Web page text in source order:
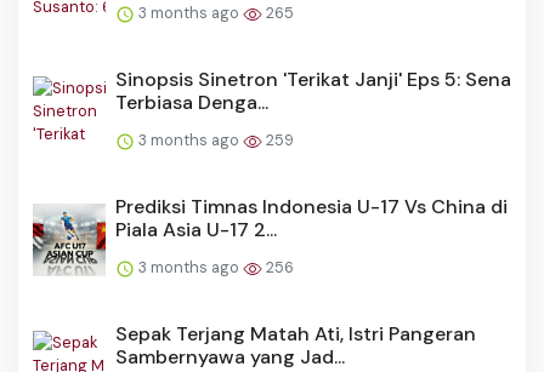
3 months ago 265
Sinopsis Sinetron 'Terikat Janji' Eps 5: Sena
Terbiasa Denga...
3 months ago 259
Prediksi Timnas Indonesia U-17 Vs China di
Piala Asia U-17 2...
3 months ago 256
Sepak Terjang Matah Ati, Istri Pangeran
Sambernyawa yang Jad...